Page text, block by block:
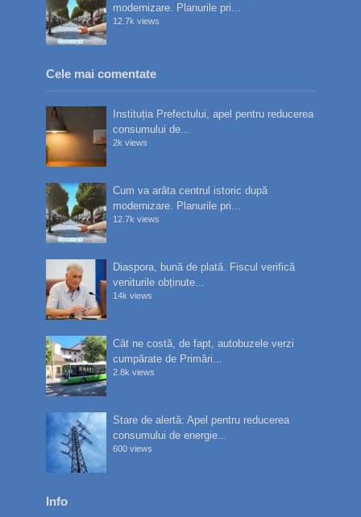
modernizare. Planurile pri...
12.7k views
Cele mai comentate
Instituția Prefectului, apel pentru reducerea
consumului de...
2k views
Cum va arăta centrul istoric după
modernizare. Planurile pri...
12.7k views
Diaspora, bună de plată. Fiscul verifică
veniturile obținute...
14k views
Cât ne costă, de fapt, autobuzele verzi
cumpărate de Primări...
2.8k views
Stare de alertă: Apel pentru reducerea
consumului de energie...
600 views
Info